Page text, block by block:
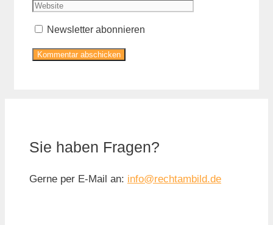
Newsletter abonnieren
Sie haben Fragen?
Gerne per E-Mail an: info@rechtambild.de